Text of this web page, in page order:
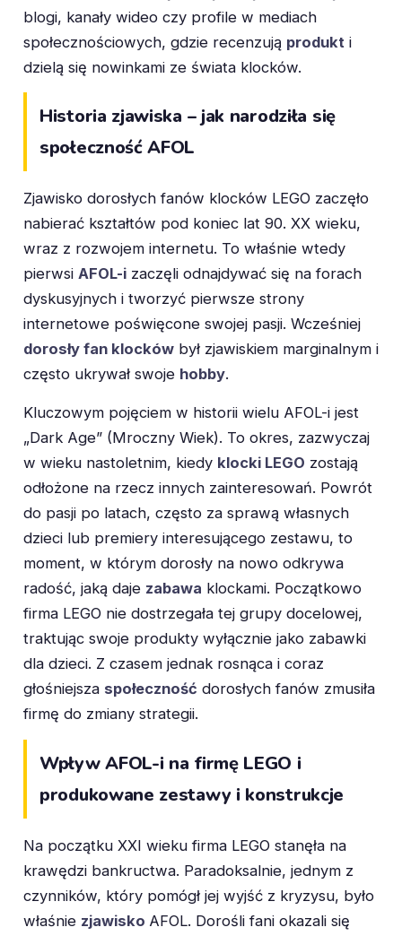
blogi, kanały wideo czy profile w mediach
społecznościowych, gdzie recenzują produkt i
dzielą się nowinkami ze świata klocków.
Historia zjawiska – jak narodziła się
społeczność AFOL
Zjawisko dorosłych fanów klocków LEGO zaczęło
nabierać kształtów pod koniec lat 90. XX wieku,
wraz z rozwojem internetu. To właśnie wtedy
pierwsi AFOL-i zaczęli odnajdywać się na forach
dyskusyjnych i tworzyć pierwsze strony
internetowe poświęcone swojej pasji. Wcześniej
dorosły fan klocków był zjawiskiem marginalnym i
często ukrywał swoje hobby.
Kluczowym pojęciem w historii wielu AFOL-i jest
„Dark Age” (Mroczny Wiek). To okres, zazwyczaj
w wieku nastoletnim, kiedy klocki LEGO zostają
odłożone na rzecz innych zainteresowań. Powrót
do pasji po latach, często za sprawą własnych
dzieci lub premiery interesującego zestawu, to
moment, w którym dorosły na nowo odkrywa
radość, jaką daje zabawa klockami. Początkowo
firma LEGO nie dostrzegała tej grupy docelowej,
traktując swoje produkty wyłącznie jako zabawki
dla dzieci. Z czasem jednak rosnąca i coraz
głośniejsza społeczność dorosłych fanów zmusiła
firmę do zmiany strategii.
Wpływ AFOL-i na firmę LEGO i
produkowane zestawy i konstrukcje
Na początku XXI wieku firma LEGO stanęła na
krawędzi bankructwa. Paradoksalnie, jednym z
czynników, który pomógł jej wyjść z kryzysu, było
właśnie zjawisko AFOL. Dorośli fani okazali się